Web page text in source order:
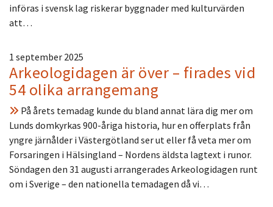
införas i svensk lag riskerar byggnader med kulturvärden
att…
1 september 2025
Arkeologidagen är över – firades vid
54 olika arrangemang
På årets temadag kunde du bland annat lära dig mer om
Lunds domkyrkas 900-åriga historia, hur en offerplats från
yngre järnålder i Västergötland ser ut eller få veta mer om
Forsaringen i Hälsingland – Nordens äldsta lagtext i runor.
Söndagen den 31 augusti arrangerades Arkeologidagen runt
om i Sverige – den nationella temadagen då vi…